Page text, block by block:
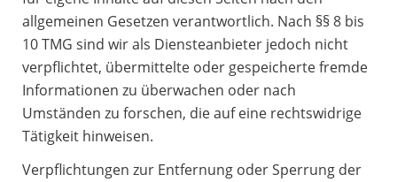
allgemeinen Gesetzen verantwortlich. Nach §§ 8 bis
10 TMG sind wir als Diensteanbieter jedoch nicht
verpflichtet, übermittelte oder gespeicherte fremde
Informationen zu überwachen oder nach
Umständen zu forschen, die auf eine rechtswidrige
Tätigkeit hinweisen.
Verpflichtungen zur Entfernung oder Sperrung der